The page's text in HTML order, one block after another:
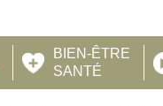
BIEN-ÊTRE
SANTÉ